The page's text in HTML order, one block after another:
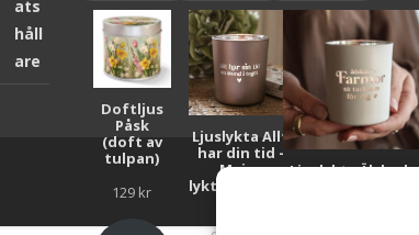
Doftljus
Påsk
(doft av
tulpan)
129 kr
Ljuslykta Allt
har din tid -
Majas
lyktor/Suicide
Ljuslykta Älskade